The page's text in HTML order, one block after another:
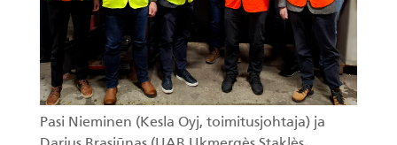
Pasi Nieminen (Kesla Oyj, toimitusjohtaja) ja